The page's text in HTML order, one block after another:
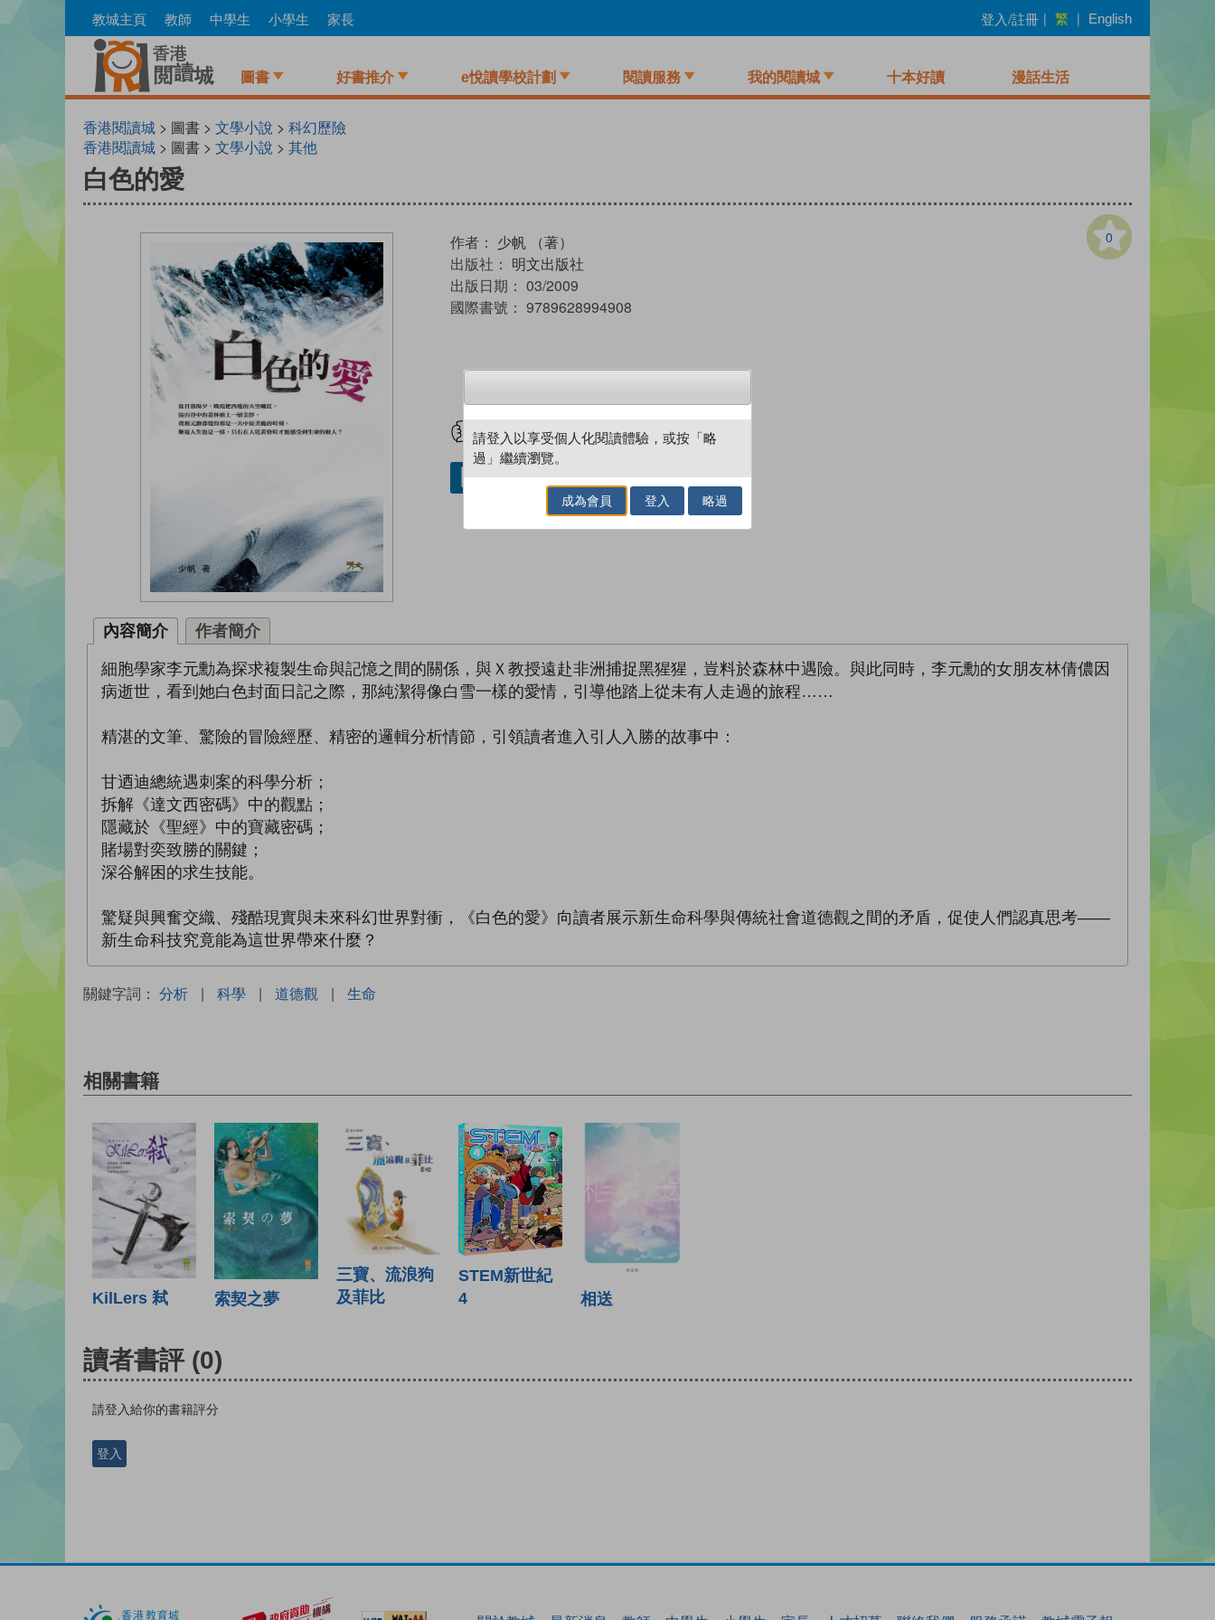
to
教城主頁 教師 中學生 小學生 家長 登入/註冊 | 繁 | English
圖書 好書推介 e悅讀學校計劃 閱讀服務 我的閱讀城 十本好讀 漫話生活
香港閱讀城 > 圖書 > 文學小說 > 科幻歷險
香港閱讀城 > 圖書 > 文學小說 > 其他
白色的愛
0
作者： 少帆 （著）
出版社： 明文出版社
出版日期： 03/2009
國際書號： 9789628994908
試閲 加入閱讀紀錄
借閱實體書
內容簡介 作者簡介
細胞學家李元勳為探求複製生命與記憶之間的關係，與Ｘ教授遠赴非洲捕捉黑猩猩，豈料於森林中遇險。與此同時，李元勳的女朋友林倩儂因
病逝世，看到她白色封面日記之際，那純潔得像白雪一樣的愛情，引導他踏上從未有人走過的旅程……
精湛的文筆、驚險的冒險經歷、精密的邏輯分析情節，引領讀者進入引人入勝的故事中：
甘迺迪總統遇刺案的科學分析；
拆解《達文西密碼》中的觀點；
隱藏於《聖經》中的寶藏密碼；
賭場對奕致勝的關鍵；
深谷解困的求生技能。
驚疑與興奮交織、殘酷現實與未來科幻世界對衝，《白色的愛》向讀者展示新生命科學與傳統社會道德觀之間的矛盾，促使人們認真思考——
新生命科技究竟能為這世界帶來什麼？
關鍵字詞： 分析 | 科學 | 道德觀 | 生命
相關書籍
KilLers 弒 索契之夢
三寶、流浪狗
及菲比
STEM新世紀
4
相送
讀者書評 (0)
請登入給你的書籍評分
登入
請登入以享受個人化閱讀體驗，或按「略
過」繼續瀏覽。
成為會員 登入 略過